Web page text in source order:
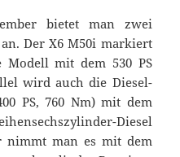
bietet man zwei
Der X6 M50i markiert
Modell mit dem 530 PS
wird auch die Diesel-
PS, 760 Nm) mit dem
Diesel
nimmt man es mit dem